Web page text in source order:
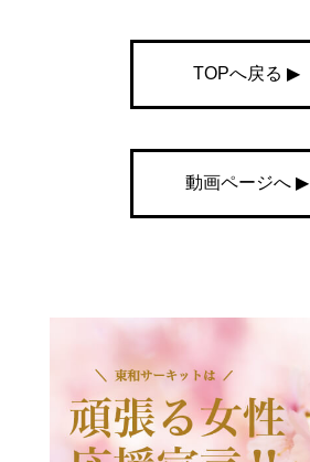
TOPへ戻る ▶︎
動画ページへ ▶︎